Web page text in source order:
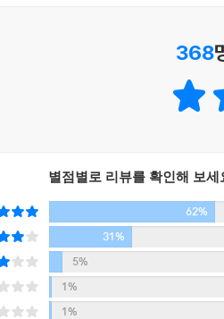
것, 그것이 ‘리얼’을 만들고, 인생
운동 이야기면서, 부자를 비롯한
고의 ‘사랑’이야기다.
368
별점별로 리뷰를 확인해 보세
62%
31%
5%
1%
1%